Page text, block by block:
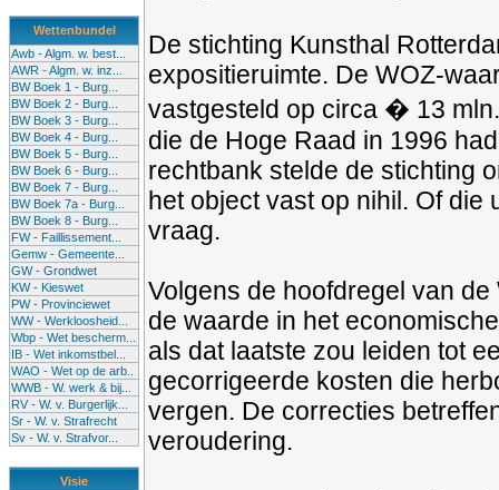
Wettenbundel
Awb - Algm. w. best...
AWR - Algm. w. inz...
BW Boek 1 - Burg...
BW Boek 2 - Burg...
BW Boek 3 - Burg...
BW Boek 4 - Burg...
BW Boek 5 - Burg...
BW Boek 6 - Burg...
BW Boek 7 - Burg...
BW Boek 7a - Burg...
BW Boek 8 - Burg...
FW - Faillissement...
Gemw - Gemeente...
GW - Grondwet
KW - Kieswet
PW - Provinciewet
WW - Werkloosheid...
Wbp - Wet bescherm...
IB - Wet inkomstbel...
WAO - Wet op de arb..
WWB - W. werk & bij...
RV - W. v. Burgerlijk...
Sr - W. v. Strafrecht
Sv - W. v. Strafvor...
Visie
De stichting Kunsthal
expositieruimte. De WOZ-
vastgesteld op circa � 13
die de Hoge Raad in 1996
rechtbank stelde de stichting
het object vast op nihil. Of
vraag.
Volgens de hoofdregel van
de waarde in het
als dat laatste zou leiden tot
gecorrigeerde kosten die
vergen. De correcties
veroudering.